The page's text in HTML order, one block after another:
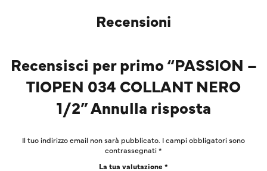
Recensioni
Recensisci per primo “PASSION –
TIOPEN 034 COLLANT NERO
1/2” Annulla risposta
Il tuo indirizzo email non sarà pubblicato. I campi obbligatori sono
contrassegnati*
La tua valutazione*